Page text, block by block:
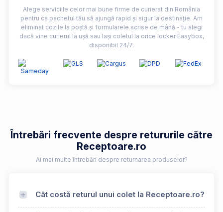
Alege serviciile celor mai bune firme de curierat din România
pentru ca pachetul tău să ajungă rapid și sigur la destinație. Am
eliminat cozile la poștă și formularele scrise de mână - tu alegi
dacă vine curierul la ușă sau lași coletul la orice locker Easybox,
disponibil 24/7.
Întrebări frecvente despre retururile către
Receptoare.ro
Ai mai multe întrebări despre returnarea produselor?
Cât costă returul unui colet la Receptoare.ro?